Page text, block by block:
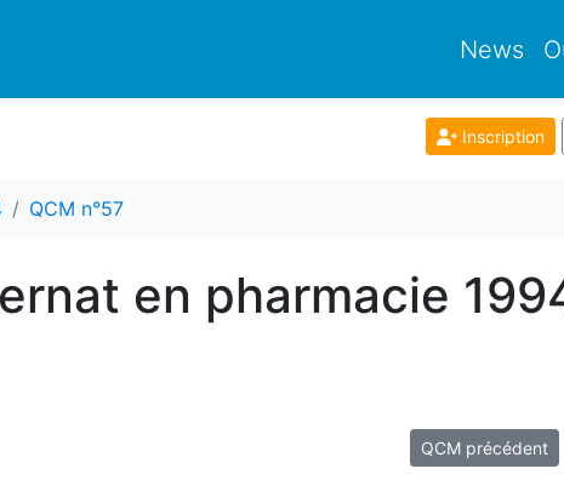
News
Inscription
QCM n°57
en pharmacie
QCM précédent